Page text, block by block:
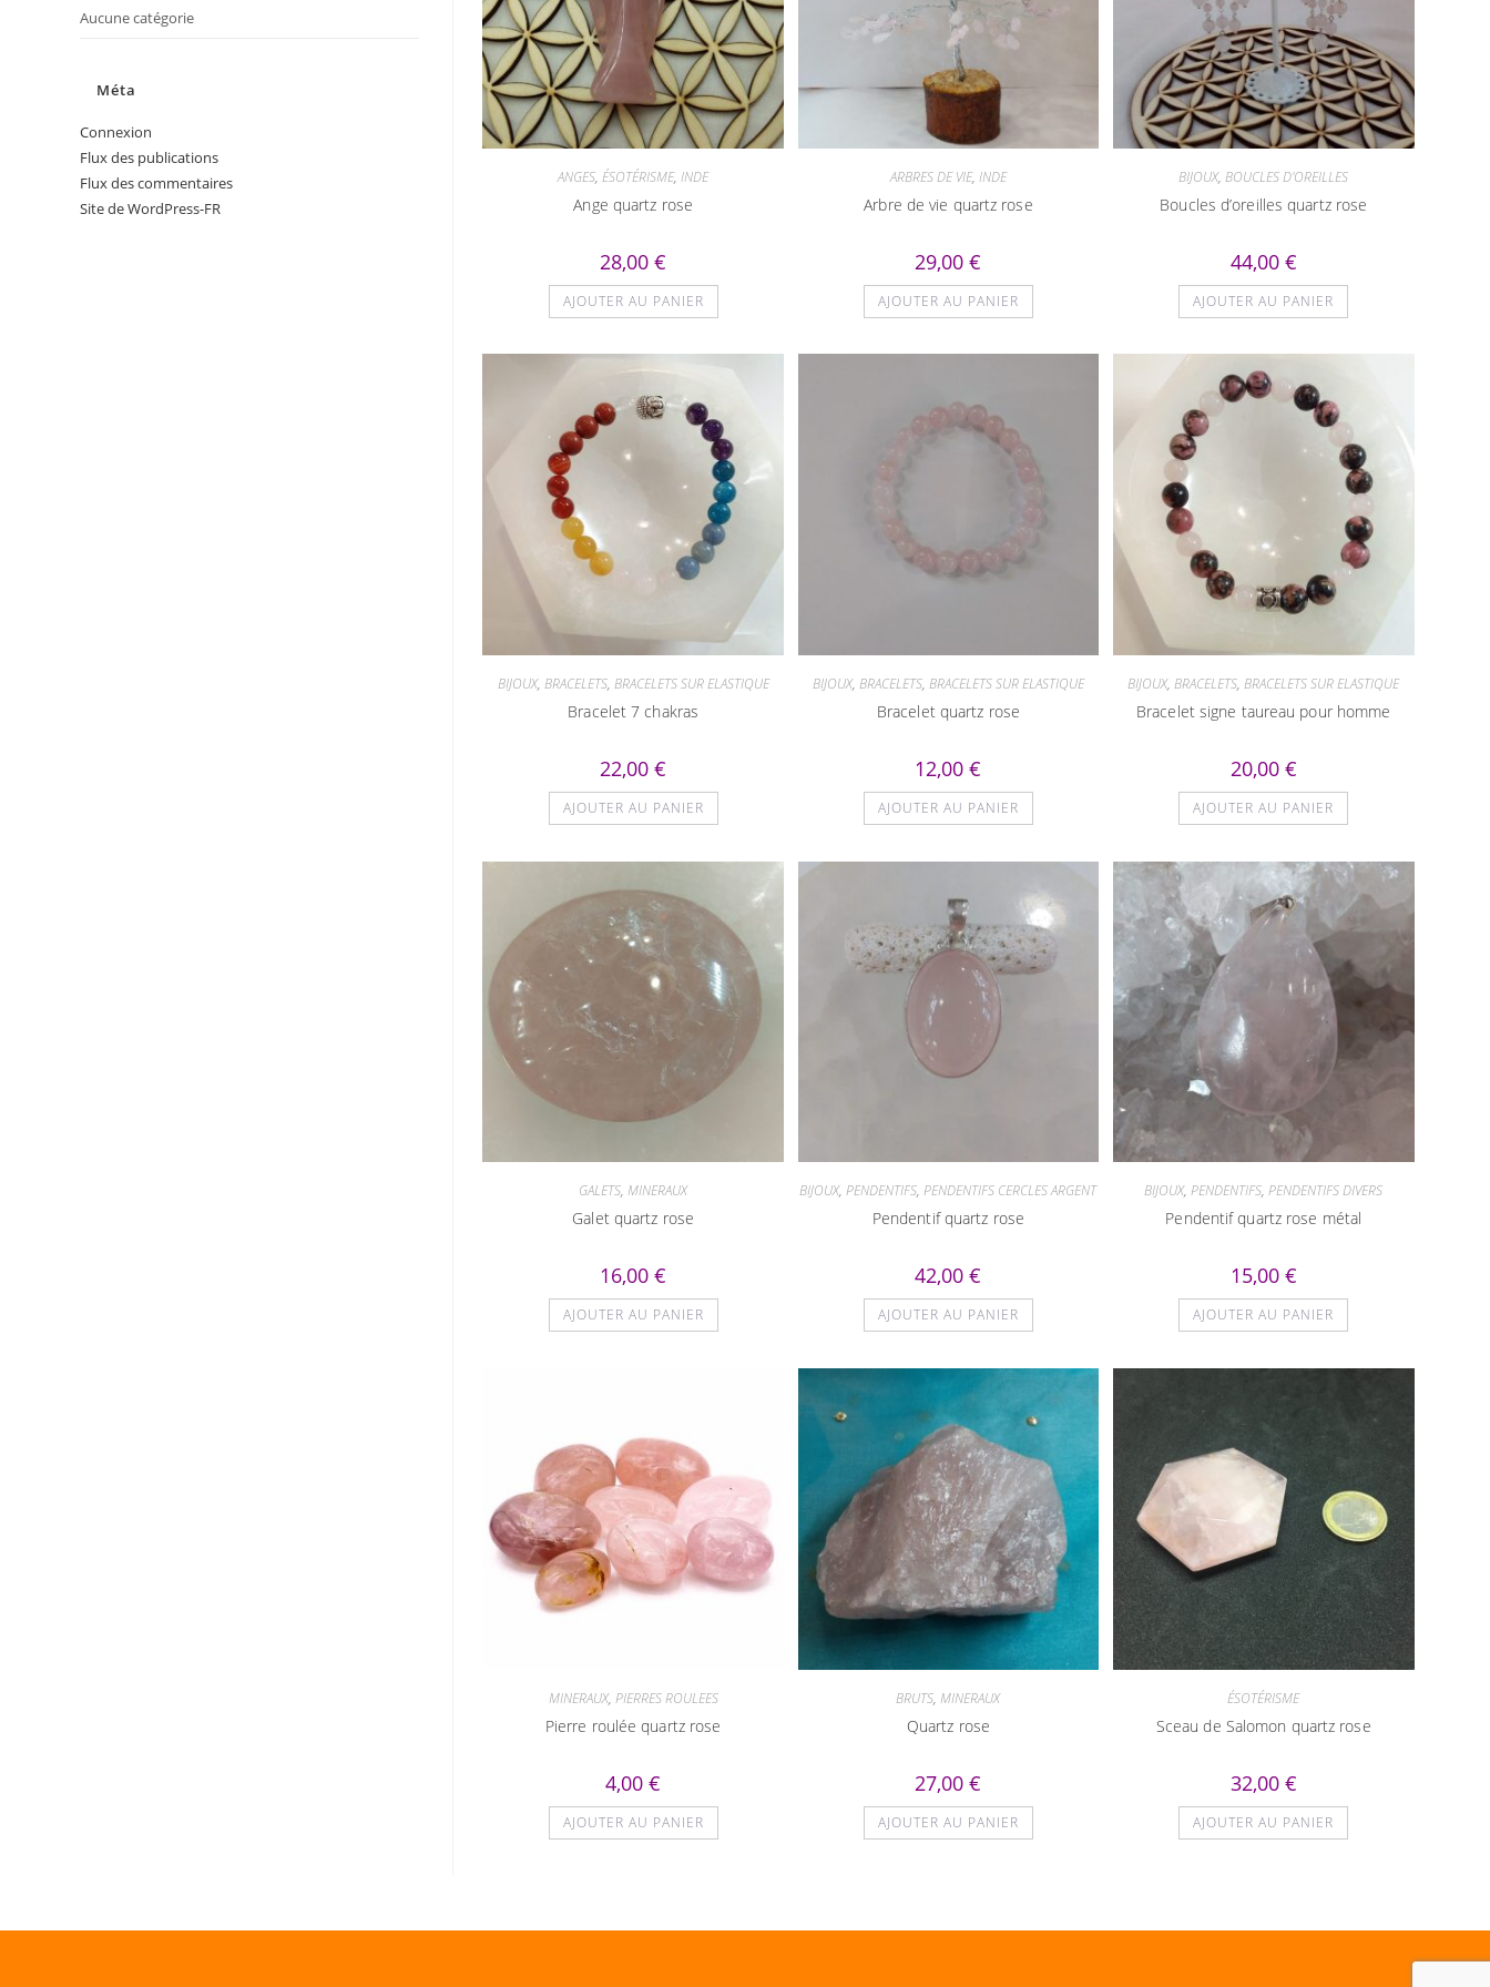
ANGES,ÉSOTÉRISME,INDE
Ange quartz rose
28,00€
AJOUTER AU PANIER
ARBRES DE VIE, INDE
Arbre de vie quartz rose
29,00€
AJOUTER AU PANIER
BIJOUX,BOUCLES D'OREILLES
Boucles d’oreilles quartz rose
44,00 €
AJOUTER AU PANIER
BIJOUX, BRACELETS, BRACELETS SUR ELASTIQUE
Bracelet 7 chakras
22,00€
AJOUTER AU PANIER
BIJOUX, BRACELETS, BRACELETS SUR ELASTIQUE
Bracelet quartz rose
12,00€
AJOUTER AU PANIER
BIJOUX,BRACELETS,BRACELETS SUR ELASTIQUE
Bracelet signe taureau pour homme
20,00 €
AJOUTER AU PANIER
GALETS,MINERAUX
Galet quartz rose
16,00€
AJOUTER AU PANIER
BIJOUX,PENDENTIFS,PENDENTIFS CERCLES ARGENT
Pendentif quartz rose
42,00€
AJOUTER AU PANIER
BIJOUX,PENDENTIFS,PENDENTIFS DIVERS
Pendentif quartz rose métal
15,00 €
AJOUTER AU PANIER
MINERAUX, PIERRES ROULEES
Pierre roulée quartz rose
4,00€
AJOUTER AU PANIER
BRUTS,MINERAUX
Quartz rose
27,00€
AJOUTER AU PANIER
ÉSOTÉRISME
Sceau de Salomon quartz rose
32,00 €
AJOUTER AU PANIER
Aucune catégorie
Méta
Connexion
Flux des publications
Flux des commentaires
Site de WordPress-FR